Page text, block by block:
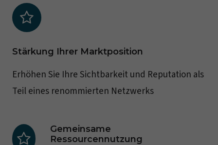
Stärkung Ihrer Marktposition
Erhöhen Sie Ihre Sichtbarkeit und Reputation als
Teil eines renommierten Netzwerks
Gemeinsame
Ressourcennutzung